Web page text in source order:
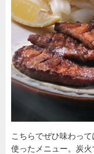
こちらでぜひ味わっ
使ったメニュー。炭